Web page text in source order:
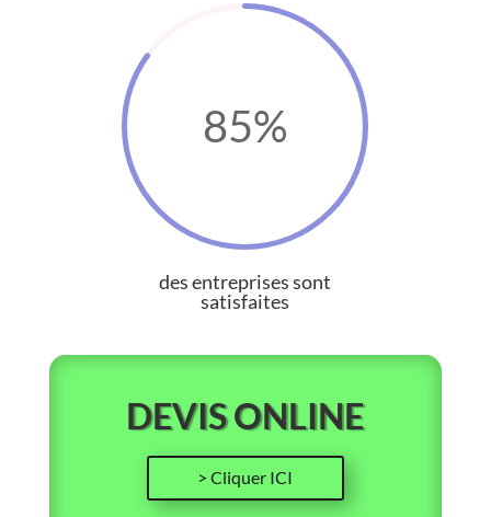
85%
des entreprises sont
satisfaites
DEVIS ONLINE
> Cliquer ICI